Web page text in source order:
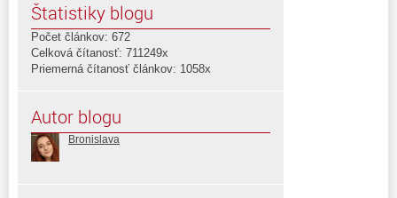
Štatistiky blogu
Počet článkov: 672
Celková čítanosť: 711249x
Priemerná čítanosť článkov: 1058x
Autor blogu
Bronislava